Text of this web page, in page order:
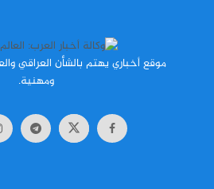
موقع أخباري يهتم بالشأن العراقي
ومهنية.